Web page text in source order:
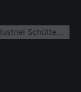
Nouveau chantier dans le parc industriel Schütte-Lanz-Park